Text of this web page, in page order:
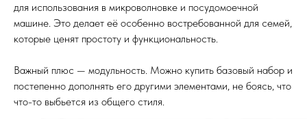
для использования в микроволновке и посудомоечной
машине. Это делает её особенно востребованной для семей,
которые ценят простоту и функциональность.
Важный плюс — модульность. Можно купить базовый набор и
постепенно дополнять его другими элементами, не боясь, что
что-то выбьется из общего стиля.